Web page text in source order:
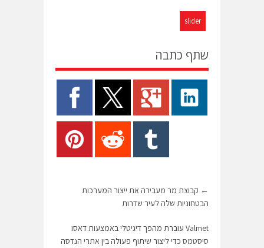
slider
שתף כתבה
← קבוצת מר מעבירה את ייצור המערכות
הבטחוניות שלה לעיר שדרות
Valmet עוברת מהפך דיגיטלי באמצעות דאסו
סיסטמס כדי ליצור שיתוף פעולה בין אתרי הנדסה